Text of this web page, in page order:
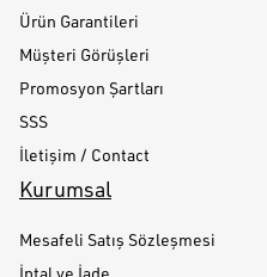
Ürün Garantileri
Müşteri Görüşleri
Promosyon Şartları
SSS
İletişim / Contact
Kurumsal
Mesafeli Satış Sözleşmesi
İptal ve İade